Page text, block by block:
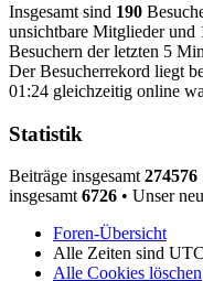
Insgesamt sind 190
unsichtbare Mitglieder und
Besuchern der letzten 5
Der Besucherrekord liegt
01:24 gleichzeitig online
Statistik
Beiträge insgesamt 274576
insgesamt 6726 • Unser
Foren-Übersicht
Alle Zeiten sind
Alle Cookies löschen